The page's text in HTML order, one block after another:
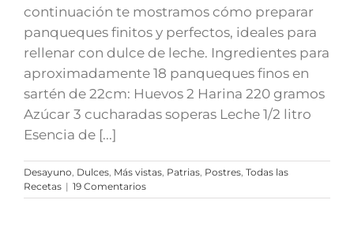
continuación te mostramos cómo preparar
panqueques finitos y perfectos, ideales para
rellenar con dulce de leche. Ingredientes para
aproximadamente 18 panqueques finos en
sartén de 22cm: Huevos 2 Harina 220 gramos
Azúcar 3 cucharadas soperas Leche 1/2 litro
Esencia de [...]
Desayuno Dulces Más vistas Patrias Postres Todas las
Recetas | 19 Comentarios